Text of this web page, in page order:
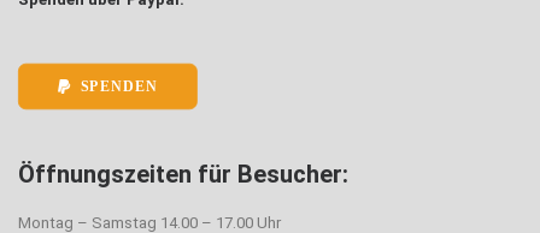
SPENDEN
Öffnungszeiten für Besucher:
Montag – Samstag 14.00 – 17.00 Uhr